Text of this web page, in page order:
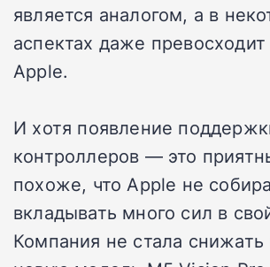
является аналогом, а в
аспектах даже
Apple.
И хотя появление
контроллеров — это
похоже, что Apple не
вкладывать много сил в
Компания не стала снижать